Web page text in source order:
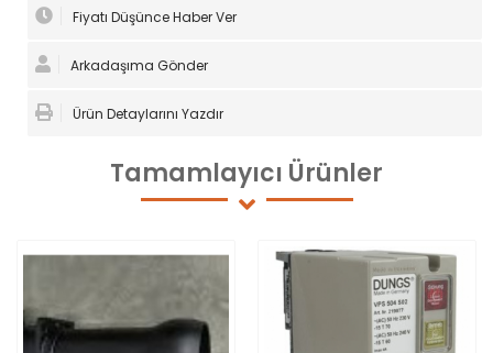
Fiyatı Düşünce Haber Ver
Arkadaşıma Gönder
Ürün Detaylarını Yazdır
Tamamlayıcı Ürünler